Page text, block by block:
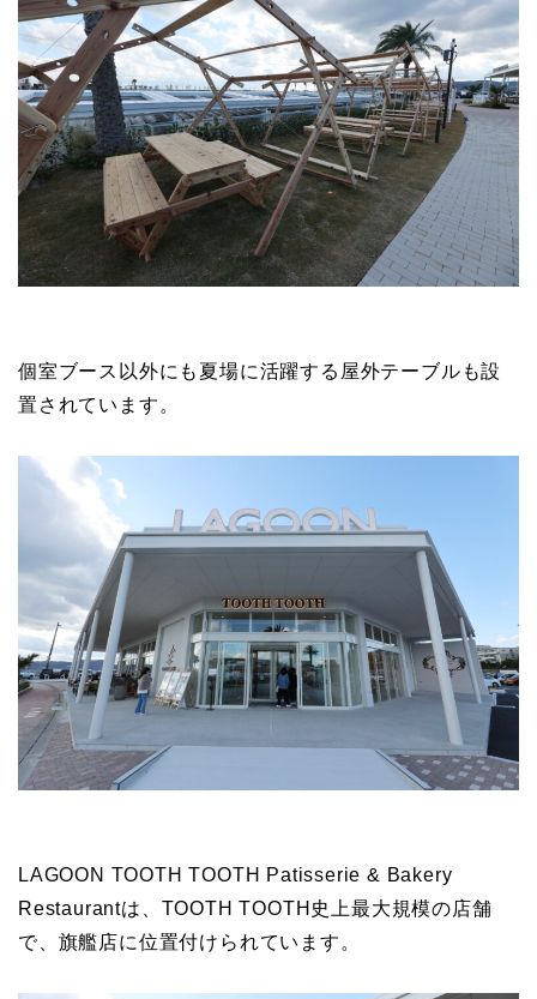
個室ブース以外にも夏場に活躍する屋外テーブルも設
置されています。
LAGOON TOOTH TOOTH Patisserie & Bakery
Restaurantは、TOOTH TOOTH史上最大規模の店舗
で、旗艦店に位置付けられています。